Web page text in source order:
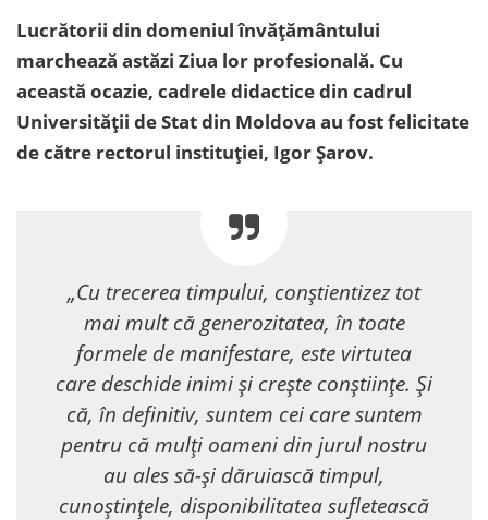
Lucrătorii din domeniul învățământului
marchează astăzi Ziua lor profesională. Cu
această ocazie, cadrele didactice din cadrul
Universității de Stat din Moldova au fost felicitate
de către rectorul instituției, Igor Șarov.
„Cu trecerea timpului, conștientizez tot
mai mult că generozitatea, în toate
formele de manifestare, este virtutea
care deschide inimi și crește conștiințe. Și
că, în definitiv, suntem cei care suntem
pentru că mulți oameni din jurul nostru
au ales să-și dăruiască timpul,
cunoștințele, disponibilitatea sufletească